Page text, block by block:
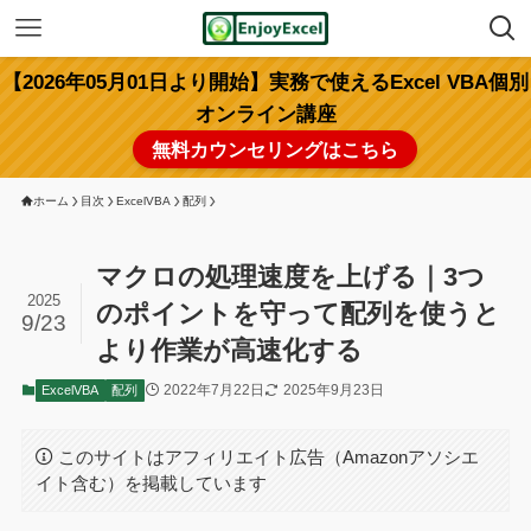
【2026年05月01日より開始】実務で使えるExcel VBA個別
オンライン講座
無料カウンセリングはこちら
ホーム 目次 ExcelVBA 配列
マクロの処理速度を上げる｜3つ
のポイントを守って配列を使うと
より作業が高速化する
2025
9/23
ExcelVBA 配列 2022年7月22日 2025年9月23日
このサイトはアフィリエイト広告（Amazonアソシエ
イト含む）を掲載しています